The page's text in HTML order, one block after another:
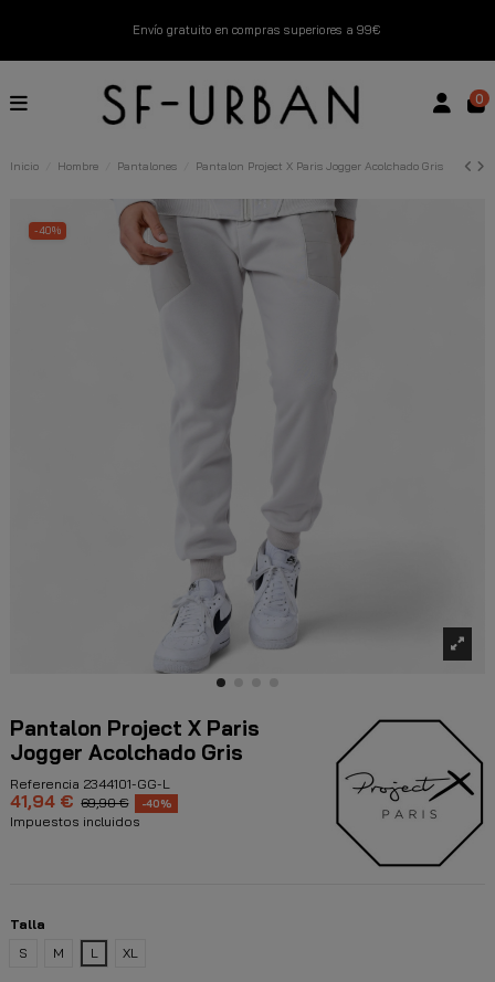
Envío gratuito en compras superiores a 99€
Nuevos productos disponibles esta semana
Descubre Nuestras Novedades Compra Ahora
0
Inicio Hombre Pantalones Pantalon Project X Paris Jogger Acolchado Gris
-40%
Pantalon Project X Paris
Jogger Acolchado Gris
Referencia 2344101-GG-L
41,94 € 69,90 € -40%
Impuestos incluidos
Talla
S
M L XL